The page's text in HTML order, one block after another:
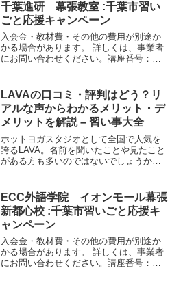
千葉進研 幕張教室 :千葉市習い
ごと応援キャンペーン
入会金・教材費・その他の費用が別途か
かる場合があります。 詳しくは、事業者
にお問い合わせください。講座番号：
2022/03/31小学3年生を対象...
LAVAの口コミ・評判はどう？リ
アルな声からわかるメリット・デ
メリットを解説 – 習い事大全
ホットヨガスタジオとして全国で人気を
誇るLAVA。名前を聞いたことや見たこと
がある方も多いのではないでしょうか。
評判が気になりますよね。この記事では
LAVAの基本情報と...
ECC外語学院 イオンモール幕張
新都心校 :千葉市習いごと応援キ
ャンペーン
入会金・教材費・その他の費用が別途か
かる場合があります。 詳しくは、事業者
にお問い合わせください。講座番号：